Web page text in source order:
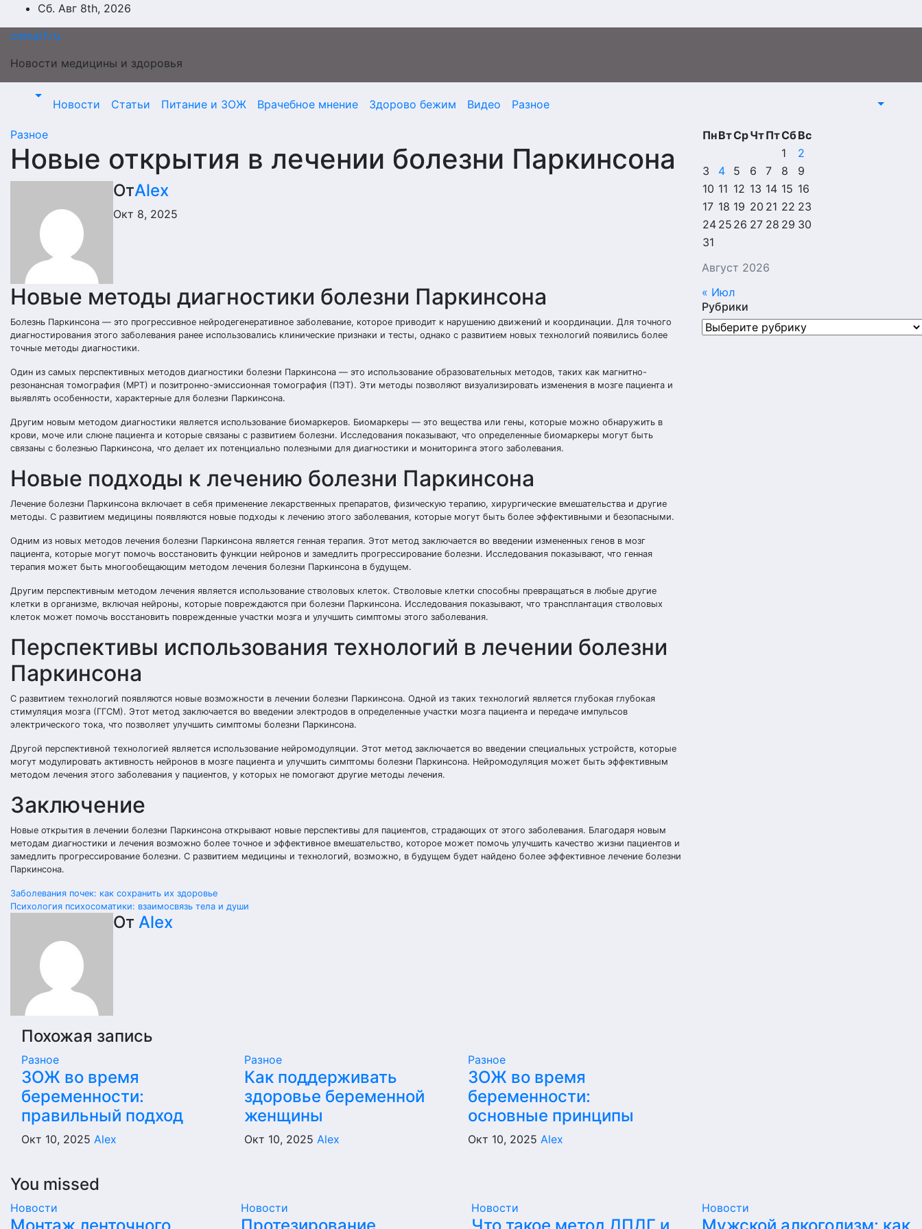
Перейти
к
содержимому
Сб. Авг 8th, 2026
cdmarf.ru
Новости медицины и здоровья
Новости Статьи Питание и ЗОЖ Врачебное мнение Здорово бежим Видео Разное
Разное
Новые открытия в лечении болезни Паркинсона
ОтAlex
Окт 8, 2025
Новые методы диагностики болезни Паркинсона
Болезнь Паркинсона — это прогрессивное нейродегенеративное заболевание, которое приводит к нарушению движений и координации. Для точного
диагностирования этого заболевания ранее использовались клинические признаки и тесты, однако с развитием новых технологий появились более
точные методы диагностики.
Один из самых перспективных методов диагностики болезни Паркинсона — это использование образовательных методов, таких как магнитно-
резонансная томография (МРТ) и позитронно-эмиссионная томография (ПЭТ). Эти методы позволяют визуализировать изменения в мозге пациента и
выявлять особенности, характерные для болезни Паркинсона.
Другим новым методом диагностики является использование биомаркеров. Биомаркеры — это вещества или гены, которые можно обнаружить в
крови, моче или слюне пациента и которые связаны с развитием болезни. Исследования показывают, что определенные биомаркеры могут быть
связаны с болезнью Паркинсона, что делает их потенциально полезными для диагностики и мониторинга этого заболевания.
Новые подходы к лечению болезни Паркинсона
Лечение болезни Паркинсона включает в себя применение лекарственных препаратов, физическую терапию, хирургические вмешательства и другие
методы. С развитием медицины появляются новые подходы к лечению этого заболевания, которые могут быть более эффективными и безопасными.
Одним из новых методов лечения болезни Паркинсона является генная терапия. Этот метод заключается во введении измененных генов в мозг
пациента, которые могут помочь восстановить функции нейронов и замедлить прогрессирование болезни. Исследования показывают, что генная
терапия может быть многообещающим методом лечения болезни Паркинсона в будущем.
Другим перспективным методом лечения является использование стволовых клеток. Стволовые клетки способны превращаться в любые другие
клетки в организме, включая нейроны, которые повреждаются при болезни Паркинсона. Исследования показывают, что трансплантация стволовых
клеток может помочь восстановить поврежденные участки мозга и улучшить симптомы этого заболевания.
Перспективы использования технологий в лечении болезни
Паркинсона
С развитием технологий появляются новые возможности в лечении болезни Паркинсона. Одной из таких технологий является глубокая глубокая
стимуляция мозга (ГГСМ). Этот метод заключается во введении электродов в определенные участки мозга пациента и передаче импульсов
электрического тока, что позволяет улучшить симптомы болезни Паркинсона.
Другой перспективной технологией является использование нейромодуляции. Этот метод заключается во введении специальных устройств, которые
могут модулировать активность нейронов в мозге пациента и улучшить симптомы болезни Паркинсона. Нейромодуляция может быть эффективным
методом лечения этого заболевания у пациентов, у которых не помогают другие методы лечения.
Заключение
Новые открытия в лечении болезни Паркинсона открывают новые перспективы для пациентов, страдающих от этого заболевания. Благодаря новым
методам диагностики и лечения возможно более точное и эффективное вмешательство, которое может помочь улучшить качество жизни пациентов и
замедлить прогрессирование болезни. С развитием медицины и технологий, возможно, в будущем будет найдено более эффективное лечение болезни
Паркинсона.
Навигация
записям
Заболевания почек: как сохранить их здоровье
Психология психосоматики: взаимосвязь тела и души
От Alex
Похожая запись
Разное
ЗОЖ во время
беременности:
правильный подход
Окт 10, 2025 Alex
Разное
Как поддерживать
здоровье беременной
женщины
Окт 10, 2025Alex
Разное
ЗОЖ во время
беременности:
основные принципы
Окт 10, 2025 Alex
Август 2026
ПнВтСрЧтПтСбВс
1
2
3
4 5 6 7 8
9
10 11 12 13 14 15 16
17 18 19 20 21 22 23
24 25 26 27 28 29 30
31
« Июл
Рубрики
Рубрики
You missed
Новости Новости Новости Новости